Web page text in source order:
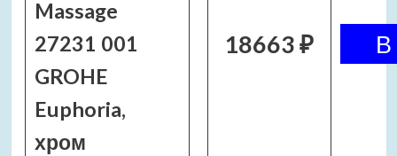
Massage
27231 001
GROHE
Euphoria,
хром
18663 ₽